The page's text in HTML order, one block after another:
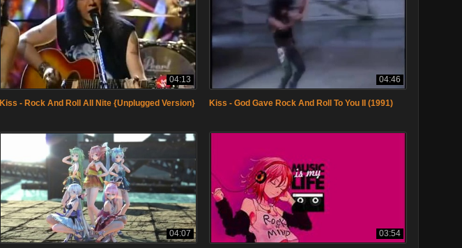
04:13
Kiss - Rock And Roll All Nite {Unplugged Version}
04:46
Kiss - God Gave Rock And Roll To You II (1991)
04:07 03:54